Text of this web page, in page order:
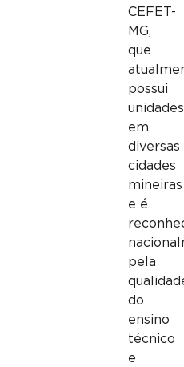
CEFET-
MG,
que
possui
unidades
em
diversas
cidades
mineiras
e é
pela
do
ensino
técnico
e